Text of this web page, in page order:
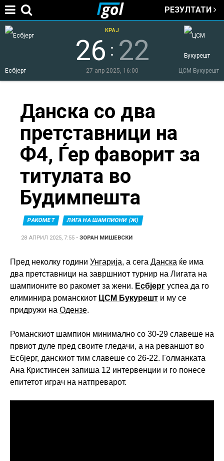
Jump to navigation
РЕЗУЛТАТИ
Есбјерг ЦСМ Букурешт
26 : 22
КРАЈ
27 апр 2025, 16:00
here
Данска со два
претставници на
Ф4, Ѓер фаворит за
титулата во
Будимпешта
РАКОМЕТ ЛИГА НА ШАМПИОНИ (Ж)
28 АПРИЛ 2025, 7:55 •ЗОРАН МИШЕВСКИ
Пред неколку години Унгарија, а сега Данска ќе има
два претставници на завршниот турнир на Лигата на
шампионите во ракомет за жени. Есбјерг успеа да го
елиминира романскиот ЦСМ Букурешт и му се
придружи на Одензе.
Романскиот шампион минимално со 30-29 славеше на
првиот дуле пред своите гледачи, а на реваншот во
Есбјерг, данскиот тим славеше со 26-22. Голманката
Ана Кристинсен запиша 12 интервенции и го понесе
епитетот играч на натпреварот.